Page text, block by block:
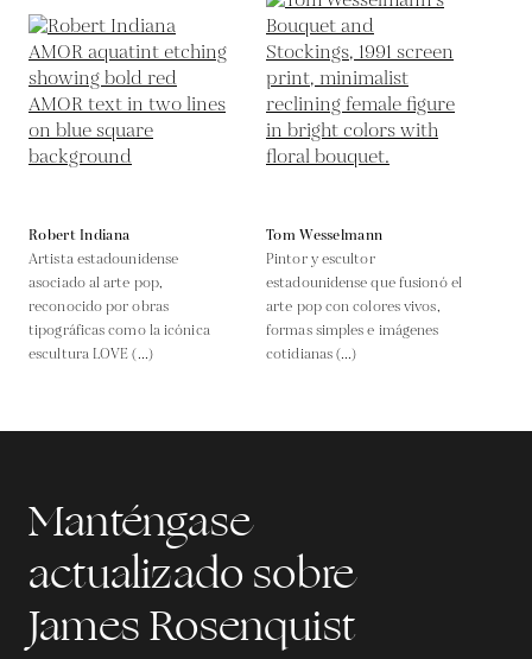
Robert Indiana
Artista estadounidense
asociado al arte pop,
reconocido por obras
tipográficas como la icónica
escultura LOVE (...)
Tom Wesselmann
Pintor y escultor
estadounidense que fusionó el
arte pop con colores vivos,
formas simples e imágenes
cotidianas (...)
Manténgase
actualizado sobre
James Rosenquist